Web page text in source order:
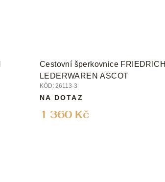
Cestovní šperkovnice FRIEDRICH
LEDERWAREN ASCOT
KÓD: 26113-3
1 360 Kč
NA DOTAZ